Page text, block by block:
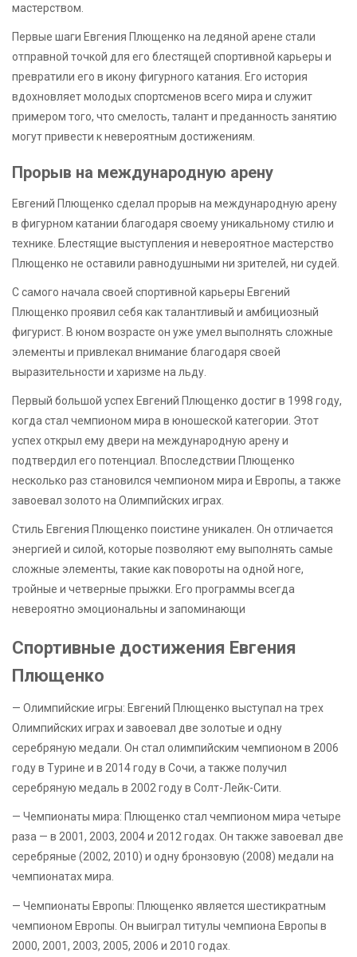
мастерством.
Первые шаги Евгения Плющенко на ледяной арене стали
отправной точкой для его блестящей спортивной карьеры и
превратили его в икону фигурного катания. Его история
вдохновляет молодых спортсменов всего мира и служит
примером того, что смелость, талант и преданность занятию
могут привести к невероятным достижениям.
Прорыв на международную арену
Евгений Плющенко сделал прорыв на международную арену
в фигурном катании благодаря своему уникальному стилю и
технике. Блестящие выступления и невероятное мастерство
Плющенко не оставили равнодушными ни зрителей, ни судей.
С самого начала своей спортивной карьеры Евгений
Плющенко проявил себя как талантливый и амбициозный
фигурист. В юном возрасте он уже умел выполнять сложные
элементы и привлекал внимание благодаря своей
выразительности и харизме на льду.
Первый большой успех Евгений Плющенко достиг в 1998 году,
когда стал чемпионом мира в юношеской категории. Этот
успех открыл ему двери на международную арену и
подтвердил его потенциал. Впоследствии Плющенко
несколько раз становился чемпионом мира и Европы, а также
завоевал золото на Олимпийских играх.
Стиль Евгения Плющенко поистине уникален. Он отличается
энергией и силой, которые позволяют ему выполнять самые
сложные элементы, такие как повороты на одной ноге,
тройные и четверные прыжки. Его программы всегда
невероятно эмоциональны и запоминающи
Спортивные достижения Евгения
Плющенко
— Олимпийские игры: Евгений Плющенко выступал на трех
Олимпийских играх и завоевал две золотые и одну
серебряную медали. Он стал олимпийским чемпионом в 2006
году в Турине и в 2014 году в Сочи, а также получил
серебряную медаль в 2002 году в Солт-Лейк-Сити.
— Чемпионаты мира: Плющенко стал чемпионом мира четыре
раза — в 2001, 2003, 2004 и 2012 годах. Он также завоевал две
серебряные (2002, 2010) и одну бронзовую (2008) медали на
чемпионатах мира.
— Чемпионаты Европы: Плющенко является шестикратным
чемпионом Европы. Он выиграл титулы чемпиона Европы в
2000, 2001, 2003, 2005, 2006 и 2010 годах.